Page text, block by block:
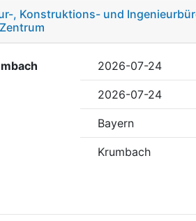
, Konstruktions- und
2026-07-24
2026-07-24
Bayern
Krumbach